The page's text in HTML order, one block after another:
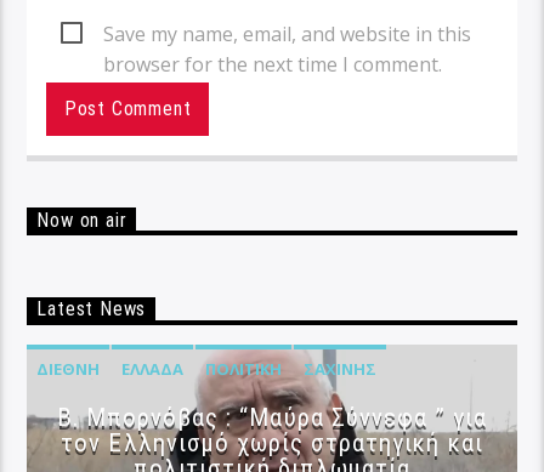
Save my name, email, and website in this
browser for the next time I comment.
Now on air
Latest News
ΔΙΕΘΝΉ ΕΛΛΆΔΑ ΠΟΛΙΤΙΚΉ ΣΑΧΊΝΗΣ
B. Μπορνόβας : “Μαύρα Σύννεφα ” για
τον Ελληνισμό χωρίς στρατηγική και